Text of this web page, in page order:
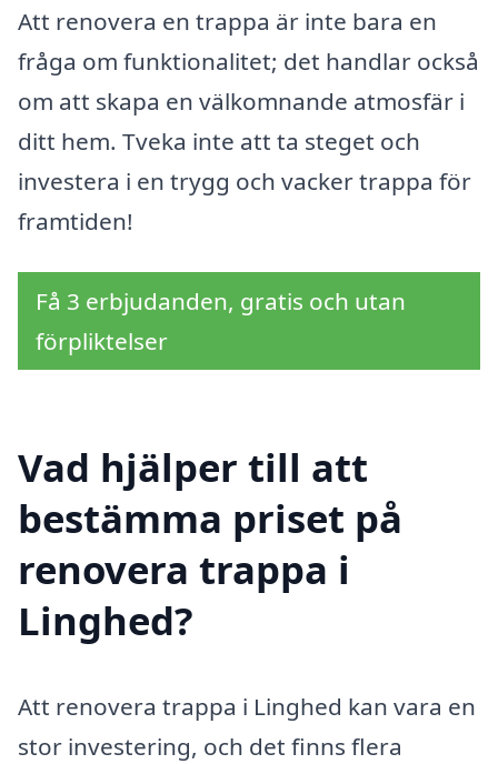
Att renovera en trappa är inte bara en
fråga om funktionalitet; det handlar också
om att skapa en välkomnande atmosfär i
ditt hem. Tveka inte att ta steget och
investera i en trygg och vacker trappa för
framtiden!
Få 3 erbjudanden, gratis och utan
förpliktelser
Vad hjälper till att
bestämma priset på
renovera trappa i
Linghed?
Att renovera trappa i Linghed kan vara en
stor investering, och det finns flera